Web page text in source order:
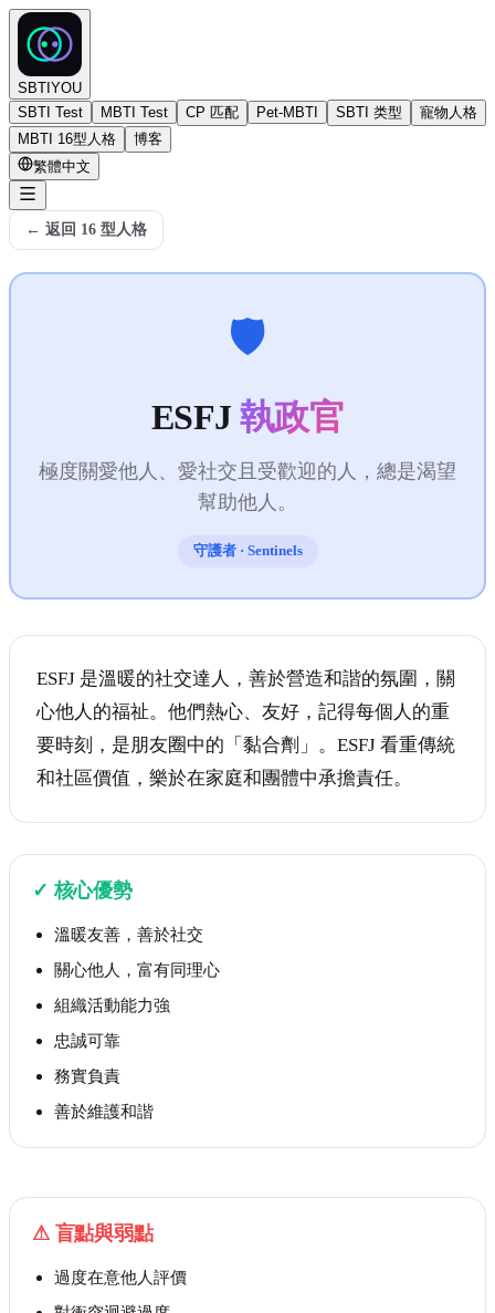
SBTIYOU
SBTI Test
MBTI Test CP 匹配 Pet-MBTI SBTI 类型
寵物人格
MBTI 16型人格
博客
繁體中文
← 返回 16 型人格
🛡️
ESFJ 執政官
極度關愛他人、愛社交且受歡迎的人，總是渴望
幫助他人。
守護者· Sentinels
ESFJ 是溫暖的社交達人，善於營造和諧的氛圍，關
心他人的福祉。他們熱心、友好，記得每個人的重
要時刻，是朋友圈中的「黏合劑」。ESFJ 看重傳統
和社區價值，樂於在家庭和團體中承擔責任。
✓核心優勢
溫暖友善，善於社交
關心他人，富有同理心
組織活動能力強
忠誠可靠
務實負責
善於維護和諧
⚠ 盲點與弱點
過度在意他人評價